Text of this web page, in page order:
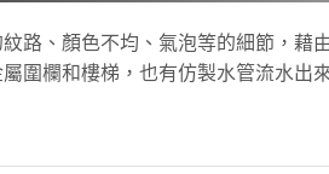
路、顏色不均、氣泡等的細節，藉
圍欄和樓梯，也有仿製水管流水出